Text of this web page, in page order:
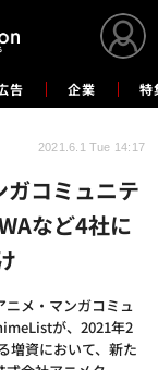
告 企業 特
ガコミュニテ
など4社に
ニメ・マンガコミュ
が、2021年2
増資において、新た
2021.6.1 Tue 14:17